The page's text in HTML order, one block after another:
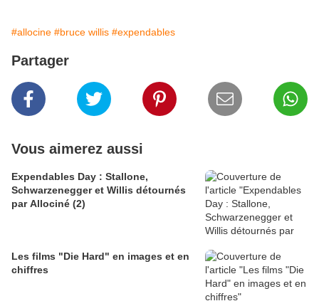
#allocine #bruce willis #expendables
Partager
Vous aimerez aussi
Expendables Day : Stallone,
Schwarzenegger et Willis détournés
par Allociné (2)
Les films "Die Hard" en images et en
chiffres